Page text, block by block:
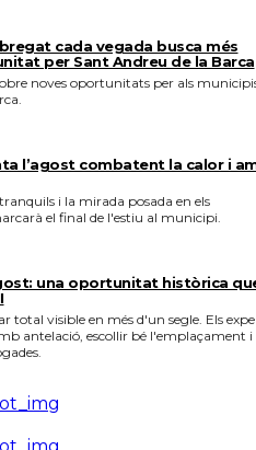
cada vegada busca més
per Sant Andreu de la Barca
noves oportunitats per als
l’agost combatent la calor i
i la mirada posada en els
el final de l'estiu al municipi.
una oportunitat històrica
total visible en més d'un segle. Els
antelació, escollir bé l'emplaçament i